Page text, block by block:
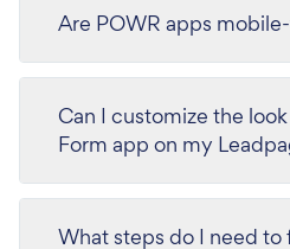
Are POWR apps
Can I customize the
Form app on my
What steps do I need to